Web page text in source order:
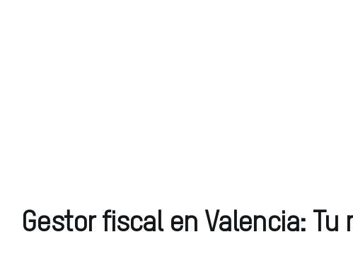
Gestor fiscal en Valencia: